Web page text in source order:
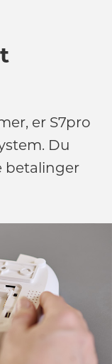
er S7pro
Du
betalinger